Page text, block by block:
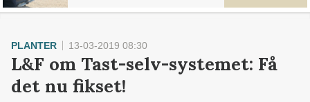
PLANTER 13-03-2019 08:30
L&F om Tast-selv-systemet: Få
det nu fikset!